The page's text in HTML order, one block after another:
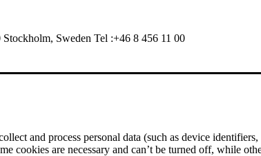
Sweden Tel :+46 8 456 11 00
and process personal data (such as device
cookies are necessary and can’t be turned off, while